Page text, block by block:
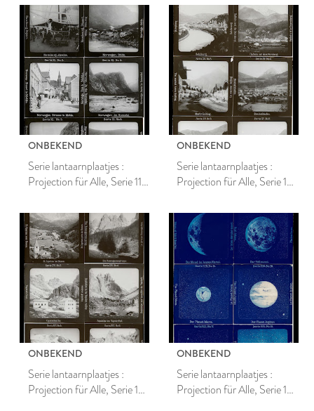
ONBEKEND
Serie lantaarnplaatjes :
Projection für Alle, Serie 11,
Mitternachtssonne
ONBEKEND
Serie lantaarnplaatjes :
Projection für Alle, Serie 15,
und Salzkammergut
ONBEKEND
Serie lantaarnplaatjes :
Projection für Alle, Serie 16,
ONBEKEND
Serie lantaarnplaatjes :
Projection für Alle, Serie 19,